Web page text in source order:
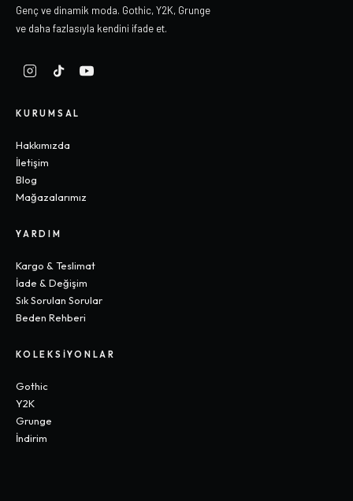
Genç ve dinamik moda. Gothic, Y2K, Grunge
ve daha fazlasıyla kendini ifade et.
KURUMSAL
Hakkımızda
İletişim
Blog
Mağazalarımız
YARDIM
Kargo & Teslimat
İade & Değişim
Sık Sorulan Sorular
Beden Rehberi
KOLEKSIYONLAR
Gothic
Y2K
Grunge
İndirim